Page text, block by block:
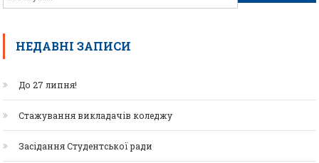
НЕДАВНІ ЗАПИСИ
До 27 липня!
Стажування викладачів коледжу
Засідання Студентської ради